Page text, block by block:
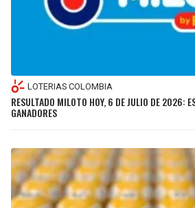
LOTERIAS COLOMBIA
RESULTADO MILOTO HOY, 6 DE JULIO DE 2026:
GANADORES